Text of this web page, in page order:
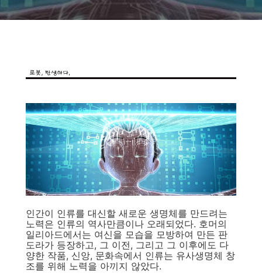
인간이 인류를 대신할 새로운 생명체를 만드려는
노력은 인류의 역사만큼이나 오래되었다. 호머의
일리아드에서는 여신을 모습을 모방하여 만든 판
도라가 등장하고, 그 이전, 그리고 그 이후에도 다
양한 작품, 신앙, 문화속에서 인류는 유사생명체 창
조를 위해 노력을 아끼지 않았다.